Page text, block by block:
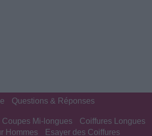
Questions & Réponses
Coupes Mi-longues
Coiffures Longues
Hommes
Esayer des Coiffures